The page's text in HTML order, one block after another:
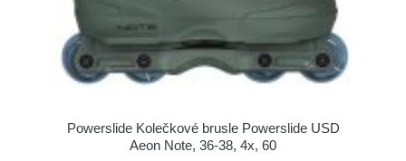
Powerslide Kolečkové brusle Powerslide USD
Aeon Note, 36-38, 4x, 60